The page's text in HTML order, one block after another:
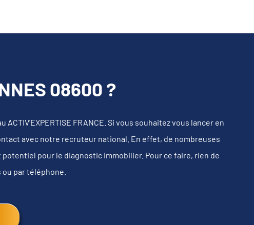
08600 ?
FRANCE. Si vous souhaitez vous lancer en
avec notre recruteur national. En effet, de nombreuses
pour le diagnostic immobilier. Pour ce faire, rien de
par téléphone.